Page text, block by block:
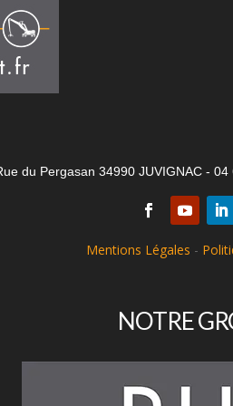
du Pergasan 34990 JUVIGNAC - 04
Mentions Légales -
NOTRE